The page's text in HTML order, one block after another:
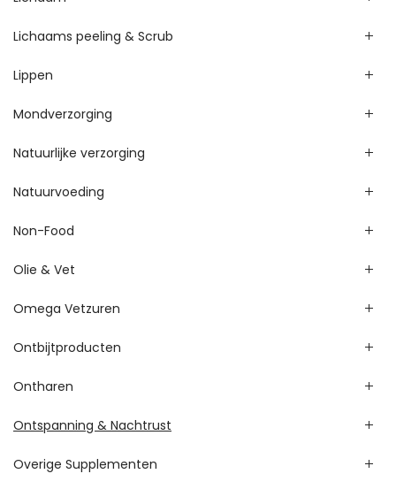
Lichaams peeling & Scrub
Lippen
Mondverzorging
Natuurlijke verzorging
Natuurvoeding
Non-Food
Olie & Vet
Omega Vetzuren
Ontbijtproducten
Ontharen
Ontspanning & Nachtrust
Overige Supplementen